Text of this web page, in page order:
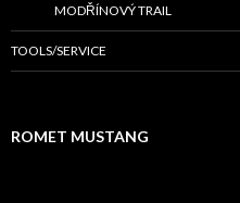
MODŘÍNOVÝ TRAIL
TOOLS/SERVICE
ROMET MUSTANG